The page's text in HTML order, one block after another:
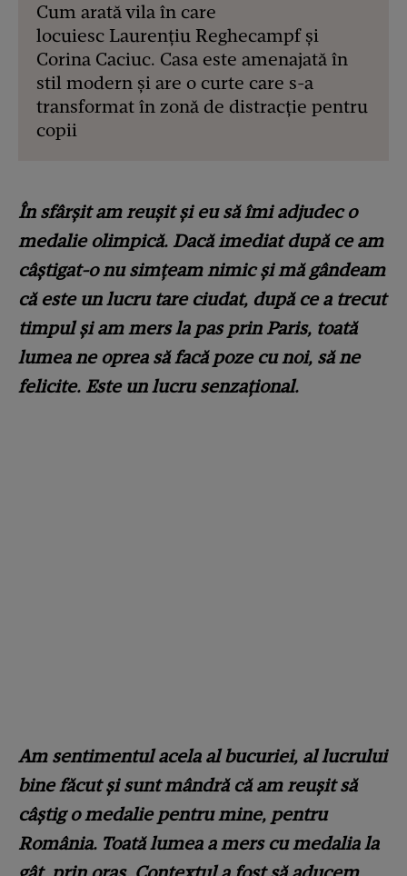
Cum arată vila în care
locuiesc Laurențiu Reghecampf și
Corina Caciuc. Casa este amenajată în
stil modern și are o curte care s-a
transformat în zonă de distracție pentru
copii
În sfârşit am reuşit şi eu să îmi adjudec o
medalie olimpică. Dacă imediat după ce am
câştigat-o nu simţeam nimic şi mă gândeam
că este un lucru tare ciudat, după ce a trecut
timpul şi am mers la pas prin Paris, toată
lumea ne oprea să facă poze cu noi, să ne
felicite. Este un lucru senzaţional.
Am sentimentul acela al bucuriei, al lucrului
bine făcut şi sunt mândră că am reuşit să
câştig o medalie pentru mine, pentru
România. Toată lumea a mers cu medalia la